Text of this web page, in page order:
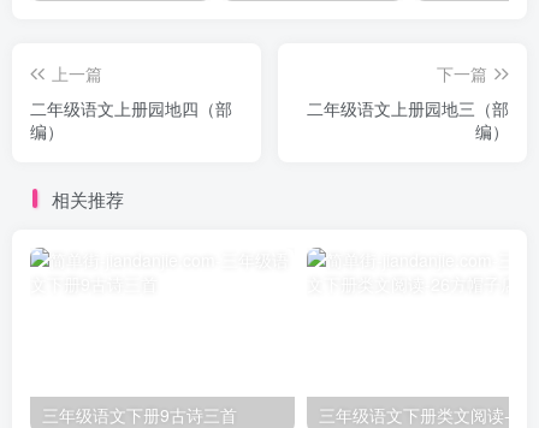
上一篇
二年级语文上册园地四（部
编）
下一篇
二年级语文上册园地三（部
编）
相关推荐
三年级语文下册9古诗三首